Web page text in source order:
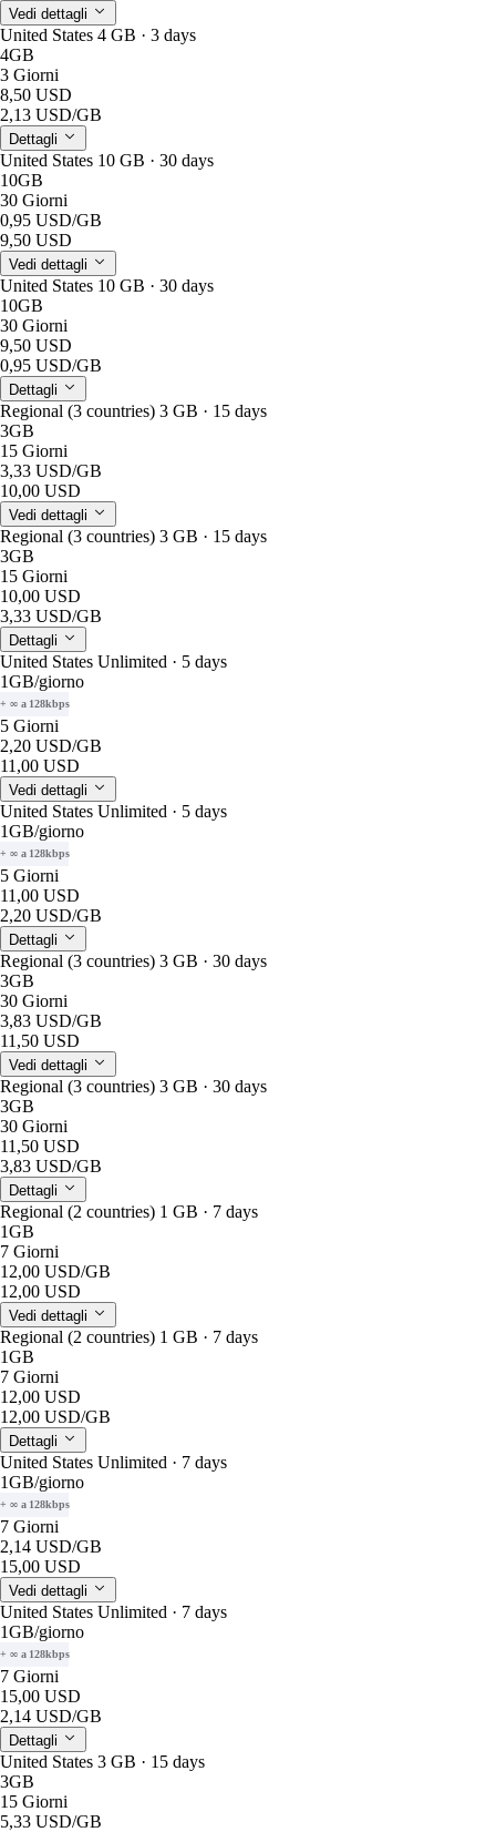
Vedi dettagli
United States 4 GB · 3 days
4GB
3 Giorni
8,50 USD
2,13 USD/GB
Dettagli
United States 10 GB · 30 days
10GB
30 Giorni
0,95 USD/GB
9,50 USD
Vedi dettagli
United States 10 GB · 30 days
10GB
30 Giorni
9,50 USD
0,95 USD/GB
Dettagli
Regional (3 countries) 3 GB · 15 days
3GB
15 Giorni
3,33 USD/GB
10,00 USD
Vedi dettagli
Regional (3 countries) 3 GB · 15 days
3GB
15 Giorni
10,00 USD
3,33 USD/GB
Dettagli
United States Unlimited · 5 days
1GB/giorno
+ ∞ a 128kbps
5 Giorni
2,20 USD/GB
11,00 USD
Vedi dettagli
United States Unlimited · 5 days
1GB/giorno
+ ∞ a 128kbps
5 Giorni
11,00 USD
2,20 USD/GB
Dettagli
Regional (3 countries) 3 GB · 30 days
3GB
30 Giorni
3,83 USD/GB
11,50 USD
Vedi dettagli
Regional (3 countries) 3 GB · 30 days
3GB
30 Giorni
11,50 USD
3,83 USD/GB
Dettagli
Regional (2 countries) 1 GB · 7 days
1GB
7 Giorni
12,00 USD/GB
12,00 USD
Vedi dettagli
Regional (2 countries) 1 GB · 7 days
1GB
7 Giorni
12,00 USD
12,00 USD/GB
Dettagli
United States Unlimited · 7 days
1GB/giorno
+ ∞ a 128kbps
7 Giorni
2,14 USD/GB
15,00 USD
Vedi dettagli
United States Unlimited · 7 days
1GB/giorno
+ ∞ a 128kbps
7 Giorni
15,00 USD
2,14 USD/GB
Dettagli
United States 3 GB · 15 days
3GB
15 Giorni
5,33 USD/GB